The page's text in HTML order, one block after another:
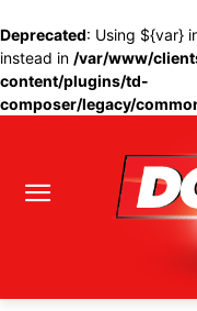
Deprecated: Using ${var}
instead in /var/www/
content/plugins/td-
composer/legacy/